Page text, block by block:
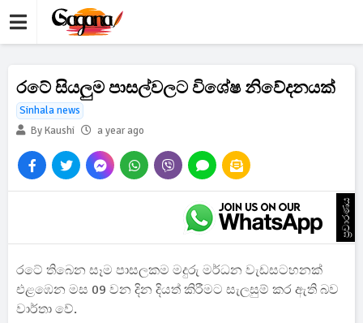
රටේ සියලුම පාසල්වලට විශේෂ නිවේදනයක්
Sinhala news
By Kaushi
a year ago
ප්‍රචාරණය
රටේ තිබෙන සෑම පාසලකම මදුරු මර්ධන වැඩසටහනක්
එළඹෙන මස 09 වන දින දියත් කිරීමට සැලසුම් කර ඇති බව
වාර්තා වේ.